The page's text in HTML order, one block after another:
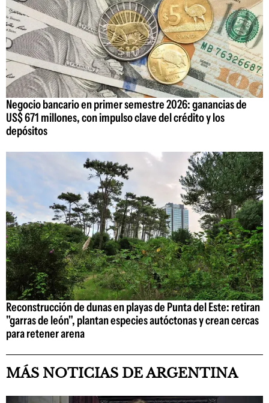
Negocio bancario en primer semestre 2026: ganancias de
US$ 671 millones, con impulso clave del crédito y los
depósitos
Reconstrucción de dunas en playas de Punta del Este: retiran
"garras de león", plantan especies autóctonas y crean cercas
para retener arena
MÁS NOTICIAS DE ARGENTINA